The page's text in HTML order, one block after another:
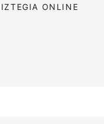
ONLINE